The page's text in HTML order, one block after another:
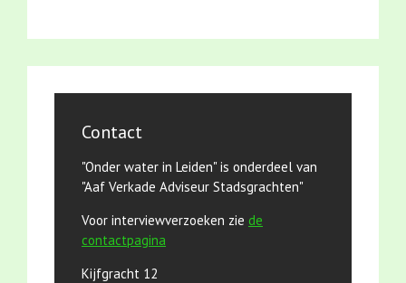
Contact
"Onder water in Leiden" is onderdeel van
"Aaf Verkade Adviseur Stadsgrachten"
Voor interviewverzoeken zie de
contactpagina
Kijfgracht 12